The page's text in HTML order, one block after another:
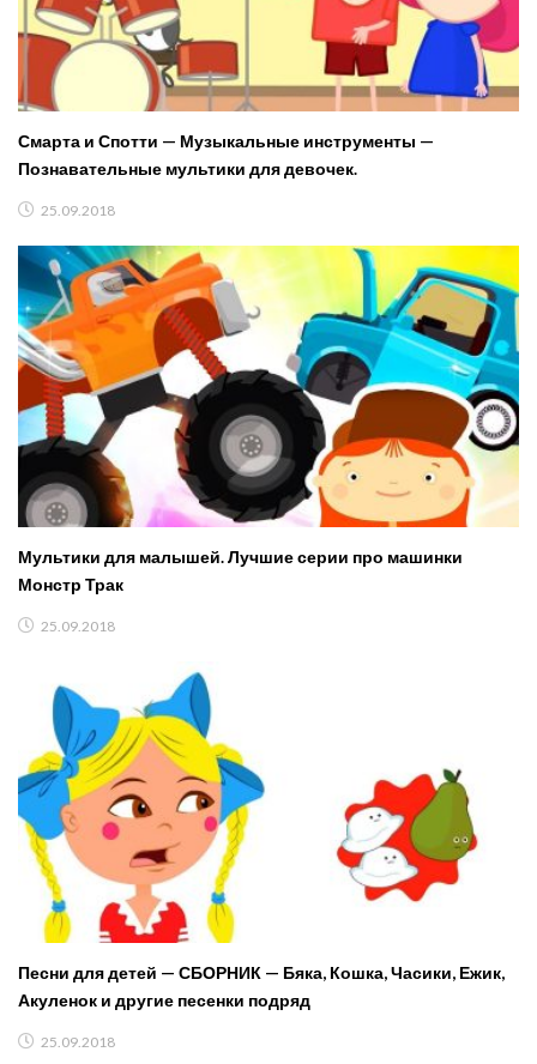
Смарта и Спотти — Музыкальные инструменты —
Познавательные мультики для девочек.
25.09.2018
Мультики для малышей. Лучшие серии про машинки
Монстр Трак
25.09.2018
Песни для детей — СБОРНИК — Бяка, Кошка, Часики, Ежик,
Акуленок и другие песенки подряд
25.09.2018